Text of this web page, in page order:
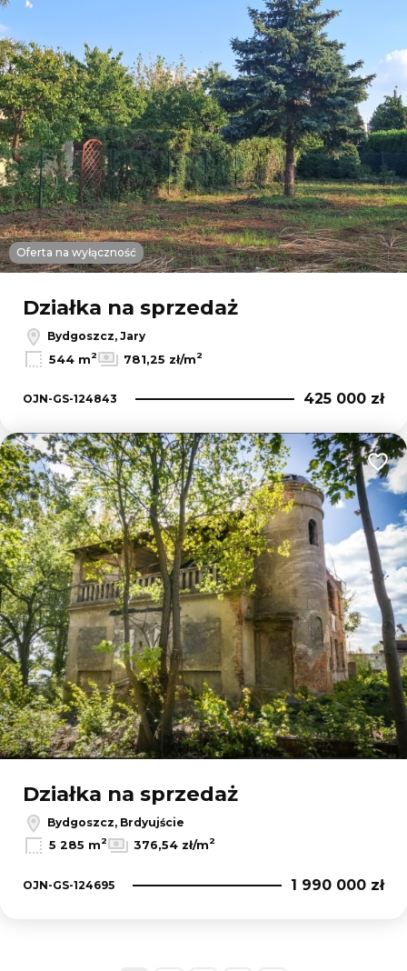
Oferta na wyłączność
Działka na sprzedaż
Bydgoszcz, Jary
544 m2 781,25 zł/m2
OJN-GS-124843 425 000 zł
Działka na sprzedaż
Bydgoszcz, Brdyujście
5 285 m2 376,54 zł/m2
OJN-GS-124695 1 990 000 zł